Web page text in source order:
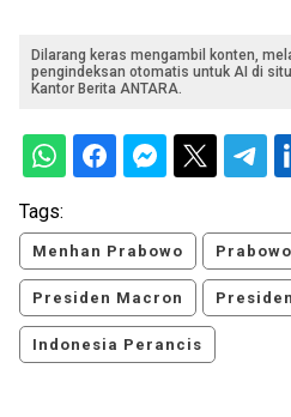
Dilarang keras mengambil konten,
pengindeksan otomatis untuk AI di
Kantor Berita ANTARA.
Tags:
Menhan Prabowo
Presiden Macron
Indonesia Perancis